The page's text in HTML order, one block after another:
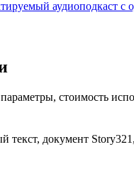
аудиоподкаст
стоимость
текст, документ